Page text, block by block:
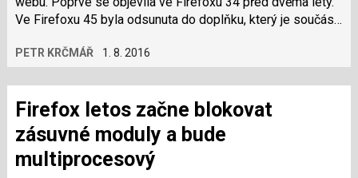
Ve Firefoxu 45 byla odsunuta do doplňku, který je součástí
PETR KRČMÁŘ 1. 8. 2016
Firefox letos začne blokovat
zásuvné moduly a bude
multiprocesový